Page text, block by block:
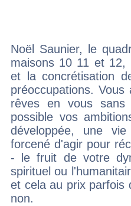
Noël Saunier, le
maisons 10 11 et 12,
et la concrétisation
préoccupations.
rêves en vous sans
possible vos
développée, une
forcené d'agir pour
- le fruit de votre
spirituel ou
et cela au prix parfois
non.